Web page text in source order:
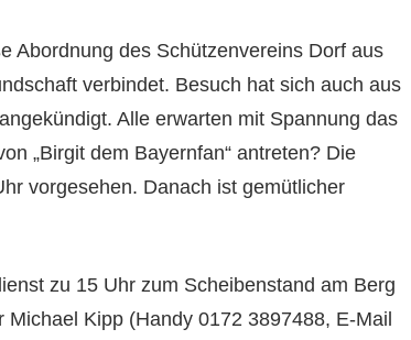
Abordnung des Schützenvereins Dorf aus
verbindet. Besuch hat sich auch aus
Alle erwarten mit Spannung das
„Birgit dem Bayernfan“ antreten? Die
vorgesehen. Danach ist gemütlicher
zu 15 Uhr zum Scheibenstand am Berg
Kipp (Handy 0172 3897488, E-Mail